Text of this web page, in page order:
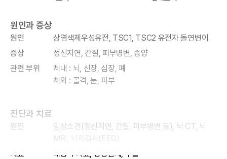
원인과 증상
원인
상염색체우성유전, TSC1, TSC2 유전자 돌연변이
증상
정신지연, 간질, 피부병변, 종양
관련 부위
체내 : 뇌, 신장, 심장, 폐
체외 : 골격, 눈, 피부
진단과 치료
원인
임상소견(정신지연, 간질, 피부병변 등), 뇌 CT, 뇌
MRI, 뇌파검사(EEG)
치료
대증적 치료, 항경련제, 수술